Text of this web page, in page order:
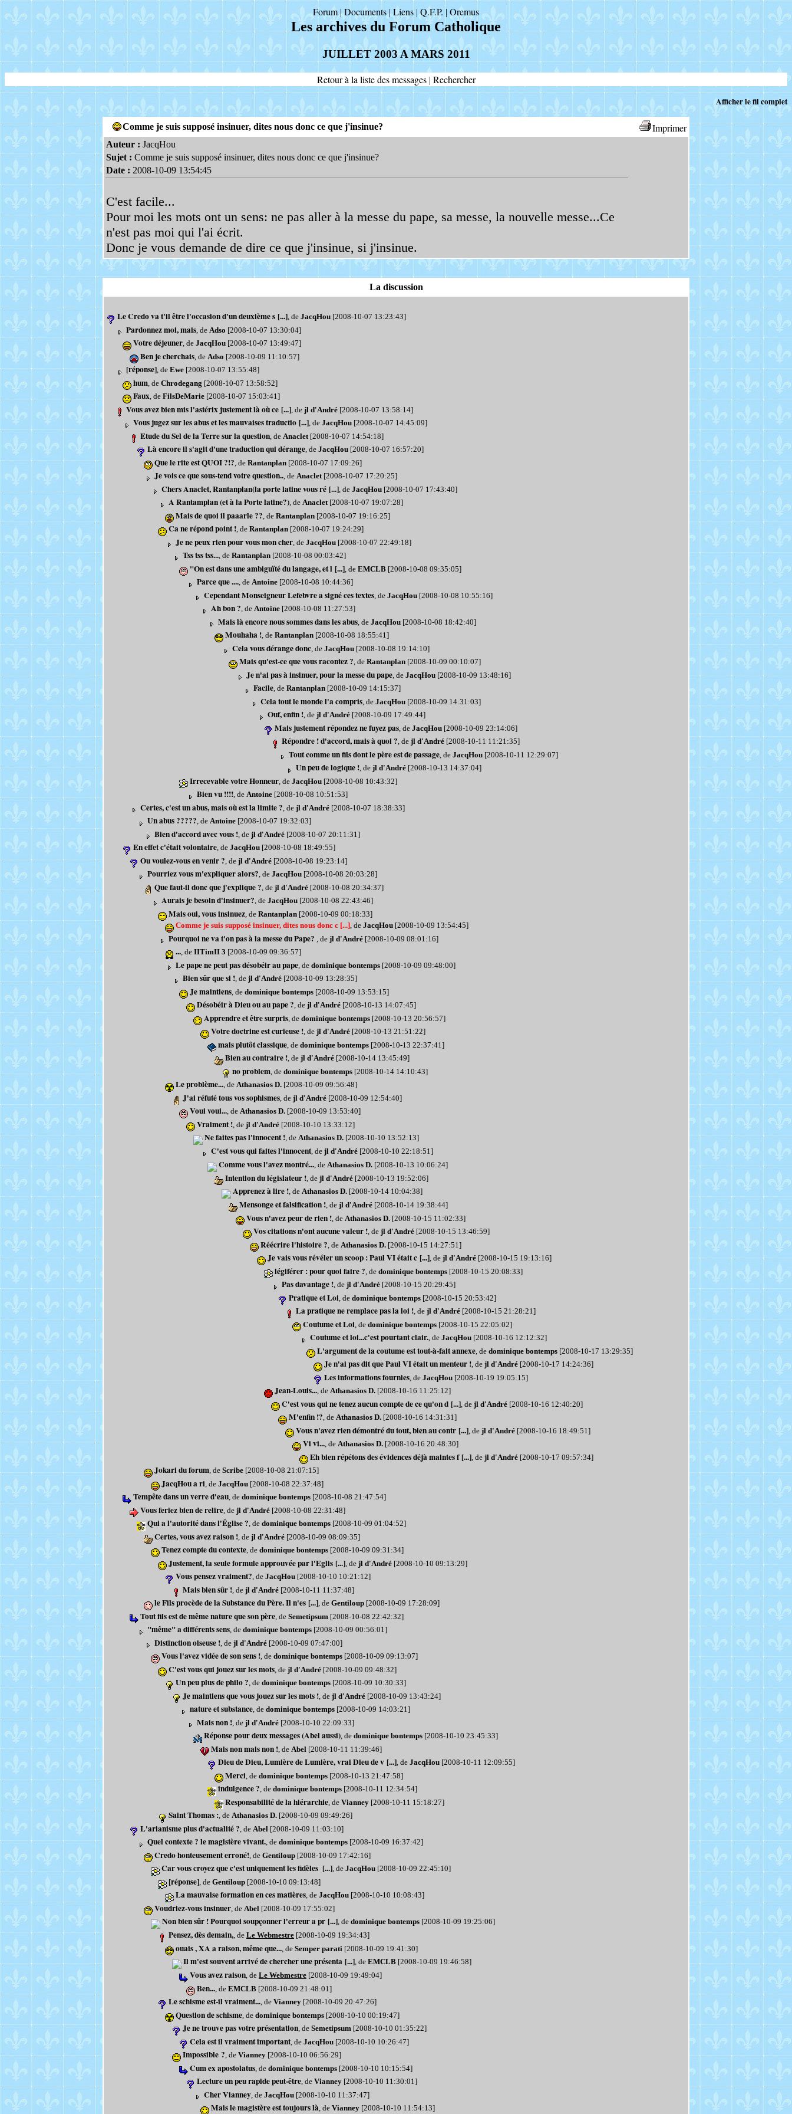
Forum| Documents| Liens |Q.F.P. | Oremus
Les archives du Forum Catholique
JUILLET 2003 A MARS 2011
Retour à la liste des messages| Rechercher
Afficher le fil complet
Comme je suis supposé insinuer, dites nous donc ce que j'insinue? Imprimer
Auteur : JacqHou
Sujet : Comme je suis supposé insinuer, dites nous donc ce que j'insinue?
Date : 2008-10-09 13:54:45
C'est facile...
Pour moi les mots ont un sens: ne pas aller à la messe du pape, sa messe, la nouvelle messe...Ce
n'est pas moi qui l'ai écrit.
Donc je vous demande de dire ce que j'insinue, si j'insinue.
La discussion
Le Credo va t'il être l'occasion d'un deuxième s [...], de JacqHou [2008-10-07 13:23:43]
Pardonnez moi, mais , de Adso [2008-10-07 13:30:04]
Votre déjeuner, de JacqHou [2008-10-07 13:49:47]
Ben je cherchais , de Adso [2008-10-09 11:10:57]
[réponse], de Ewe [2008-10-07 13:55:48]
hum , de Chrodegang [2008-10-07 13:58:52]
Faux, de FilsDeMarie [2008-10-07 15:03:41]
Vous avez bien mis l'astérix justement là où ce [...] , de jl d'André [2008-10-07 13:58:14]
Vous jugez sur les abus et les mauvaises traductio [...], de JacqHou [2008-10-07 14:45:09]
Etude du Sel de la Terre sur la question , de Anaclet [2008-10-07 14:54:18]
Là encore il s'agit d'une traduction qui dérange, de JacqHou [2008-10-07 16:57:20]
Que le rite est QUOI ?!? , de Rantanplan [2008-10-07 17:09:26]
Je vois ce que sous-tend votre question.., de Anaclet[2008-10-07 17:20:25]
Chers Anaclet, Rantanplan(la porte latine vous ré [...] , de JacqHou [2008-10-07 17:43:40]
A Rantamplan (et à la Porte latine?), de Anaclet[2008-10-07 19:07:28]
Mais de quoi il paaarle ?? , de Rantanplan [2008-10-07 19:16:25]
Ca ne répond point !, de Rantanplan [2008-10-07 19:24:29]
Je ne peux rien pour vous mon cher , de JacqHou [2008-10-07 22:49:18]
Tss tss tss..., de Rantanplan [2008-10-08 00:03:42]
"On est dans une ambiguïté du langage, et l [...] , de EMCLB [2008-10-08 09:35:05]
Parce que ...., de Antoine [2008-10-08 10:44:36]
Cependant Monseigneur Lefebvre a signé ces textes , de JacqHou [2008-10-08 10:55:16]
Ah bon ?, de Antoine [2008-10-08 11:27:53]
Mais là encore nous sommes dans les abus , de JacqHou [2008-10-08 18:42:40]
Mouhaha !, de Rantanplan [2008-10-08 18:55:41]
Cela vous dérange donc , de JacqHou [2008-10-08 19:14:10]
Mais qu'est-ce que vous racontez ?, de Rantanplan [2008-10-09 00:10:07]
Je n'ai pas à insinuer, pour la messe du pape , de JacqHou [2008-10-09 13:48:16]
Facile, de Rantanplan [2008-10-09 14:15:37]
Cela tout le monde l'a compris , de JacqHou [2008-10-09 14:31:03]
Ouf, enfin !, de jl d'André [2008-10-09 17:49:44]
Mais justement répondez ne fuyez pas , de JacqHou [2008-10-09 23:14:06]
Répondre ! d'accord, mais à quoi ?, de jl d'André [2008-10-11 11:21:35]
Tout comme un fils dont le père est de passage , de JacqHou [2008-10-11 12:29:07]
Un peu de logique !, de jl d'André [2008-10-13 14:37:04]
Irrecevable votre Honneur , de JacqHou [2008-10-08 10:43:32]
Bien vu !!!!, de Antoine [2008-10-08 10:51:53]
Certes, c'est un abus, mais où est la limite ? , de jl d'André [2008-10-07 18:38:33]
Un abus ?????, de Antoine [2008-10-07 19:32:03]
Bien d'accord avec vous ! , de jl d'André [2008-10-07 20:11:31]
En effet c'était volontaire, de JacqHou [2008-10-08 18:49:55]
Ou voulez-vous en venir ? , de jl d'André [2008-10-08 19:23:14]
Pourriez vous m'expliquer alors?, de JacqHou [2008-10-08 20:03:28]
Que faut-il donc que j'explique ? , de jl d'André [2008-10-08 20:34:37]
Aurais je besoin d'insinuer?, de JacqHou [2008-10-08 22:43:46]
Mais oui, vous insinuez , de Rantanplan [2008-10-09 00:18:33]
Comme je suis supposé insinuer, dites nous donc c [...], de JacqHou [2008-10-09 13:54:45]
Pourquoi ne va t'on pas à la messe du Pape? , de jl d'André [2008-10-09 08:01:16]
..., de IITimII 3 [2008-10-09 09:36:57]
Le pape ne peut pas désobéir au pape , de dominique bontemps [2008-10-09 09:48:00]
Bien sûr que si !, de jl d'André [2008-10-09 13:28:35]
Je maintiens , de dominique bontemps [2008-10-09 13:53:15]
Désobéir à Dieu ou au pape ?, de jl d'André [2008-10-13 14:07:45]
Apprendre et être surpris , de dominique bontemps [2008-10-13 20:56:57]
Votre doctrine est curieuse !, de jl d'André [2008-10-13 21:51:22]
mais plutôt classique , de dominique bontemps [2008-10-13 22:37:41]
Bien au contraire !, de jl d'André [2008-10-14 13:45:49]
no problem , de dominique bontemps [2008-10-14 14:10:43]
Le problème..., de Athanasios D. [2008-10-09 09:56:48]
J'ai réfuté tous vos sophismes , de jl d'André [2008-10-09 12:54:40]
Voui voui..., de Athanasios D. [2008-10-09 13:53:40]
Vraiment ! , de jl d'André [2008-10-10 13:33:12]
Ne faites pas l'innocent !, de Athanasios D. [2008-10-10 13:52:13]
C'est vous qui faites l'innocent, de jl d'André [2008-10-10 22:18:51]
Comme vous l'avez montré... , de Athanasios D. [2008-10-13 10:06:24]
Intention du législateur ! , de jl d'André [2008-10-13 19:52:06]
Apprenez à lire !, de Athanasios D. [2008-10-14 10:04:38]
Mensonge et falsification !, de jl d'André [2008-10-14 19:38:44]
Vous n'avez peur de rien ! , de Athanasios D. [2008-10-15 11:02:33]
Vos citations n'ont aucune valeur !, de jl d'André [2008-10-15 13:46:59]
Réécrire l'histoire ? , de Athanasios D. [2008-10-15 14:27:51]
Je vais vous révéler un scoop : Paul VI était c [...], de jl d'André [2008-10-15 19:13:16]
légiférer : pour quoi faire ? , de dominique bontemps [2008-10-15 20:08:33]
Pas davantage !, de jl d'André [2008-10-15 20:29:45]
Pratique et Loi , de dominique bontemps [2008-10-15 20:53:42]
La pratique ne remplace pas la loi !, de jl d'André [2008-10-15 21:28:21]
Coutume et Loi , de dominique bontemps [2008-10-15 22:05:02]
Coutume et loi...c'est pourtant clair., de JacqHou [2008-10-16 12:12:32]
L'argument de la coutume est tout-à-fait annexe , de dominique bontemps [2008-10-17 13:29:35]
Je n'ai pas dit que Paul VI était un menteur !, de jl d'André [2008-10-17 14:24:36]
Les informations fournies , de JacqHou [2008-10-19 19:05:15]
Jean-Louis..., de Athanasios D. [2008-10-16 11:25:12]
C'est vous qui ne tenez aucun compte de ce qu'on d [...] , de jl d'André [2008-10-16 12:40:20]
M'enfin !?, de Athanasios D. [2008-10-16 14:31:31]
Vous n'avez rien démontré du tout, bien au contr [...] , de jl d'André [2008-10-16 18:49:51]
Vi vi..., de Athanasios D. [2008-10-16 20:48:30]
Eh bien répétons des évidences déjà maintes f [...] , de jl d'André [2008-10-17 09:57:34]
Jokari du forum, de Scribe [2008-10-08 21:07:15]
JacqHou a ri , de JacqHou [2008-10-08 22:37:48]
Tempête dans un verre d'eau, de dominique bontemps [2008-10-08 21:47:54]
Vous feriez bien de relire , de jl d'André [2008-10-08 22:31:48]
Qui a l'autorité dans l'Église ?, de dominique bontemps [2008-10-09 01:04:52]
Certes, vous avez raison ! , de jl d'André [2008-10-09 08:09:35]
Tenez compte du contexte, de dominique bontemps [2008-10-09 09:31:34]
Justement, la seule formule approuvée par l'Eglis [...] , de jl d'André [2008-10-10 09:13:29]
Vous pensez vraiment?, de JacqHou [2008-10-10 10:21:12]
Mais bien sûr ! , de jl d'André [2008-10-11 11:37:48]
le Fils procède de la Substance du Père. Il n'es [...], de Gentiloup [2008-10-09 17:28:09]
Tout fils est de même nature que son père , de Semetipsum [2008-10-08 22:42:32]
"même" a différents sens, de dominique bontemps [2008-10-09 00:56:01]
Distinction oiseuse ! , de jl d'André [2008-10-09 07:47:00]
Vous l'avez vidée de son sens !, de dominique bontemps [2008-10-09 09:13:07]
C'est vous qui jouez sur les mots , de jl d'André [2008-10-09 09:48:32]
Un peu plus de philo ?, de dominique bontemps [2008-10-09 10:30:33]
Je maintiens que vous jouez sur les mots ! , de jl d'André [2008-10-09 13:43:24]
nature et substance, de dominique bontemps [2008-10-09 14:03:21]
Mais non ! , de jl d'André [2008-10-10 22:09:33]
Réponse pour deux messages (Abel aussi), de dominique bontemps [2008-10-10 23:45:33]
Mais non mais non ! , de Abel [2008-10-11 11:39:46]
Dieu de Dieu, Lumière de Lumière, vrai Dieu de v [...], de JacqHou [2008-10-11 12:09:55]
Merci , de dominique bontemps [2008-10-13 21:47:58]
indulgence ?, de dominique bontemps [2008-10-11 12:34:54]
Responsabilité de la hiérarchie , de Vianney [2008-10-11 15:18:27]
Saint Thomas :, de Athanasios D. [2008-10-09 09:49:26]
L'arianisme plus d'actualité ? , de Abel [2008-10-09 11:03:10]
Quel contexte ? le magistère vivant., de dominique bontemps [2008-10-09 16:37:42]
Credo honteusement erroné! , de Gentiloup [2008-10-09 17:42:16]
Car vous croyez que c'est uniquement les fidèles [...], de JacqHou [2008-10-09 22:45:10]
[réponse] , de Gentiloup [2008-10-10 09:13:48]
La mauvaise formation en ces matières, de JacqHou [2008-10-10 10:08:43]
Voudriez-vous insinuer , de Abel [2008-10-09 17:55:02]
Non bien sûr ! Pourquoi soupçonner l'erreur a pr [...], de dominique bontemps [2008-10-09 19:25:06]
Pensez, dès demain,, de Le Webmestre [2008-10-09 19:34:43]
ouais , XA a raison, même que... , de Semper parati [2008-10-09 19:41:30]
Il m'est souvent arrivé de chercher une présenta [...], de EMCLB [2008-10-09 19:46:58]
Vous avez raison, de Le Webmestre [2008-10-09 19:49:04]
Ben... , de EMCLB [2008-10-09 21:48:01]
Le schisme est-il vraiment..., de Vianney [2008-10-09 20:47:26]
Question de schisme , de dominique bontemps [2008-10-10 00:19:47]
Je ne trouve pas votre présentation, de Semetipsum [2008-10-10 01:35:22]
Cela est il vraiment important, de JacqHou [2008-10-10 10:26:47]
Impossible ?, de Vianney [2008-10-10 06:56:29]
Cum ex apostolatus , de dominique bontemps [2008-10-10 10:15:54]
Lecture un peu rapide peut-être, de Vianney [2008-10-10 11:30:01]
Cher Vianney , de JacqHou [2008-10-10 11:37:47]
Mais le magistère est toujours là, de Vianney [2008-10-10 11:54:13]